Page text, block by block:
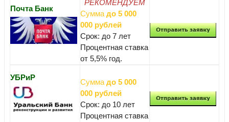
Почта Банк
РЕКОМЕНДУЕМ
Сумма до 5 000
000 рублей
Срок: до 7 лет
Процентная ставка
от 5,5% год.
УБРиР
Сумма до 5 000
000 рублей
Срок: до 10 лет
Процентная ставка